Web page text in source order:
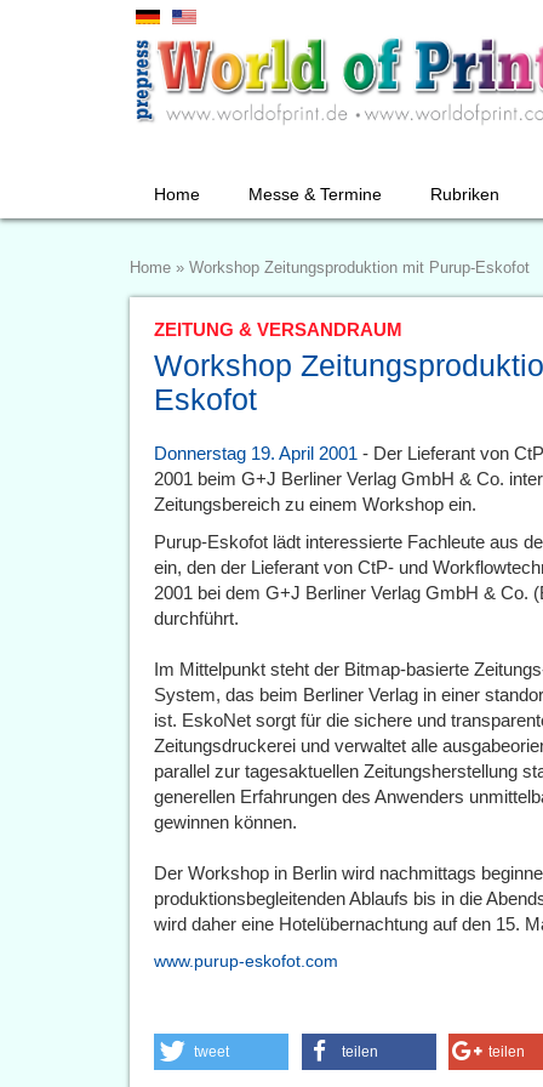
Home Messe & Termine Rubriken
Home » Workshop Zeitungsproduktion mit Purup-Eskofot
ZEITUNG & VERSANDRAUM
Workshop
Eskofot
Donnerstag 19. April 2001 - Der Lieferant von
2001 beim G+J Berliner Verlag GmbH & Co.
Zeitungsbereich zu einem Workshop ein.
Purup-Eskofot lädt interessierte Fachleute aus
ein, den der Lieferant von CtP- und
2001 bei dem G+J Berliner Verlag GmbH & Co.
durchführt.
Im Mittelpunkt steht der Bitmap-basierte
System, das beim Berliner Verlag in einer
ist. EskoNet sorgt für die sichere und
Zeitungsdruckerei und verwaltet alle
parallel zur tagesaktuellen Zeitungsherstellung
generellen Erfahrungen des Anwenders
gewinnen können.
Der Workshop in Berlin wird nachmittags
produktionsbegleitenden Ablaufs bis in die
wird daher eine Hotelübernachtung auf den 15.
www.purup-eskofot.com
tweet teilen teilen